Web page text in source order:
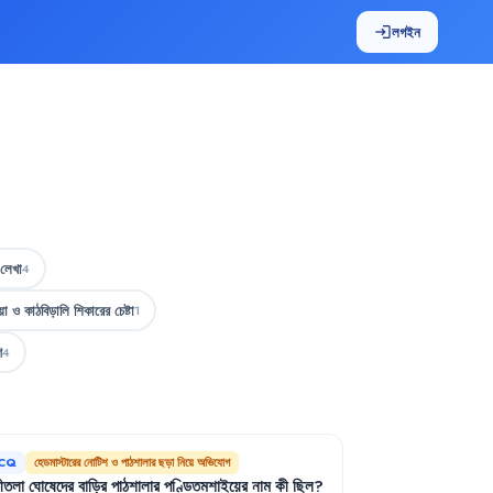
loginলগইন
4
কাঠবিড়ালি শিকারের চেষ্টা1
4
হেডমাস্টারের নোটিশ ও পাঠশালার ছড়া নিয়ে অভিযোগ
ঘোষেদের বাড়ির পাঠশালার পণ্ডিতমশাইয়ের নাম কী ছিল?